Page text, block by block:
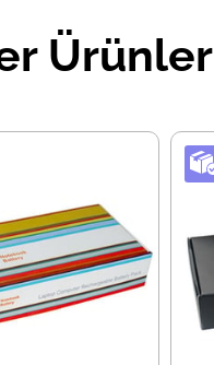
Ürünler